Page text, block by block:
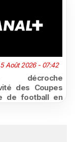
Août 2026 - 07:42
décroche
des Coupes
de football en